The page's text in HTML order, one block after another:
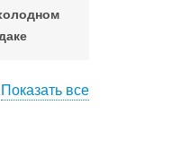
Показать все